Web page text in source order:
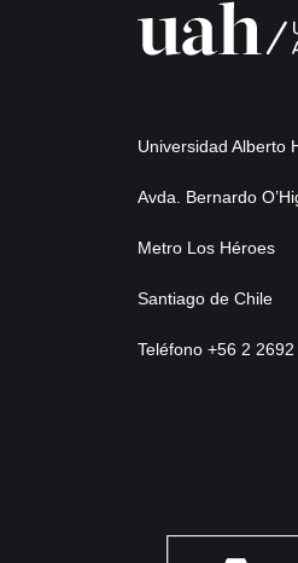
Universidad Alberto
Avda. Bernardo
Metro Los Héroes
Santiago de Chile
Teléfono +56 2